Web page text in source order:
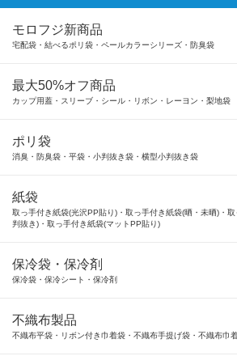
モロフジ新商品
宅配袋・結べるポリ袋・ペールカラーシリーズ・防臭袋
最大50%オフ商品
カップ用蓋・スリーブ・シール・リボン・レーヨン・梨地袋
ポリ袋
消臭・防臭袋・平袋・小判抜き袋・横型小判抜き袋
紙袋
取っ手付き紙袋(光沢PP貼り)・取っ手付き紙袋(晒・未晒)・
判抜き)・取っ手付き紙袋(マットPP貼り)
保冷袋・保冷剤
保冷袋・保冷シート・保冷剤
不織布製品
不織布平袋・リボン付き巾着袋・不織布手提げ袋・不織布巾